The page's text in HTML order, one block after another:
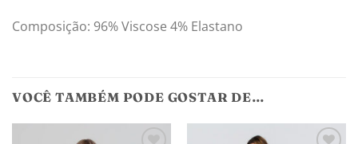
Composição: 96% Viscose 4% Elastano
VOCÊ TAMBÉM PODE GOSTAR DE…